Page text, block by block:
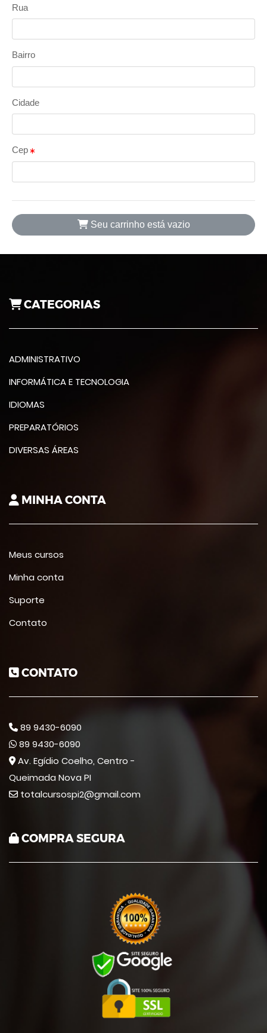
Rua
Bairro
Cidade
Cep
Seu carrinho está vazio
CATEGORIAS
ADMINISTRATIVO
INFORMÁTICA E TECNOLOGIA
IDIOMAS
PREPARATÓRIOS
DIVERSAS ÁREAS
MINHA CONTA
Meus cursos
Minha conta
Suporte
Contato
CONTATO
89 9430-6090
89 9430-6090
Av. Egídio Coelho, Centro -
Queimada Nova PI
totalcursospi2@gmail.com
COMPRA SEGURA